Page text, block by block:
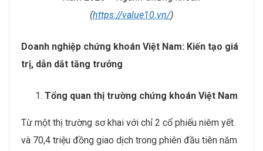
(https://value10.vn/)
Doanh nghiệp chứng khoán Việt Nam: Kiến tạo giá
trị, dẫn dắt tăng trưởng
Tổng quan thị trường chứng khoán Việt Nam
Từ một thị trường sơ khai với chỉ 2 cổ phiếu niêm yết
và 70,4 triệu đồng giao dịch trong phiên đầu tiên năm